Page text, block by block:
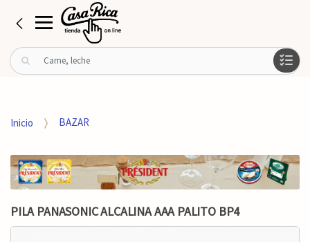
B
u
r
o
r
:
Inicio BAZAR
PILA PANASONIC ALCALINA AAA PALITO BP4